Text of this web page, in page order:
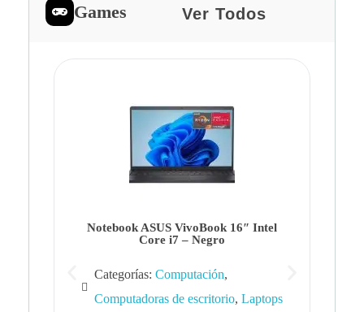
Games Ver Todos
Notebook ASUS VivoBook 16″ Intel
Core i7 – Negro
Categorías: Computación,
Computadoras de escritorio, Laptops